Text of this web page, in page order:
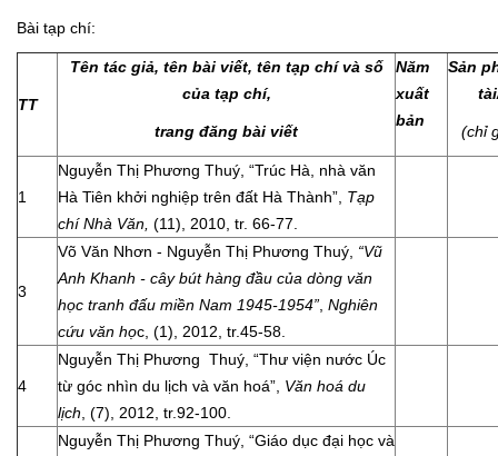
Bài tạp chí:
TT
Tên tác giả, tên bài viết, tên tạp chí và số
của tạp chí,
trang đăng bài viết
Năm
xuất
bản
Sản
(chỉ
1
Nguyễn Thị Phương Thuý, “Trúc Hà, nhà văn
Hà Tiên khởi nghiệp trên đất Hà Thành”, Tạp
chí Nhà Văn, (11), 2010, tr. 66-77.
3
Võ Văn Nhơn - Nguyễn Thị Phương Thuý, “Vũ
Anh Khanh - cây bút hàng đầu của dòng văn
học tranh đấu miền Nam 1945-1954” Nghiên
cứu văn học, (1), 2012, tr.45-58.
4
Nguyễn Thị Phương Thuý, “Thư viện nước Úc
từ góc nhìn du lịch và văn hoá”, Văn hoá du
lịch , (7), 2012, tr.92-100.
Nguyễn Thị Phương Thuý, “Giáo dục đại học và